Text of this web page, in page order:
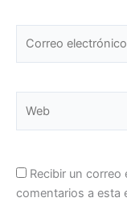
Recibir un
comentarios a esta